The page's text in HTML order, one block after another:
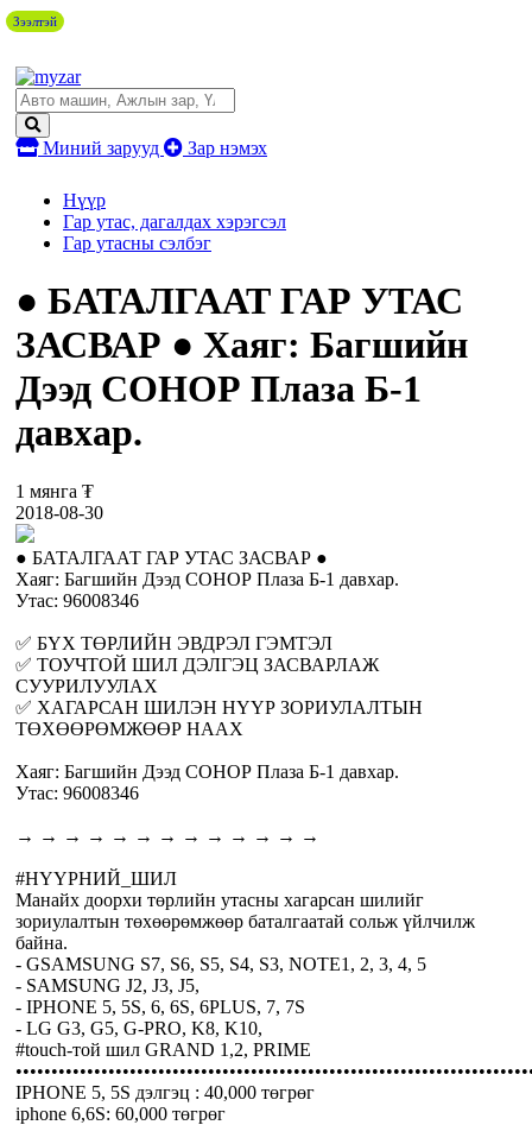
Миний зарууд Зар нэмэх
Нүүр
Гар утас, дагалдах хэрэгсэл
Гар утасны сэлбэг
● БАТАЛГААТ ГАР УТАС
ЗАСВАР ● Хаяг: Багшийн
Дээд СОНОР Плаза Б-1
давхар.
1 мянга ₮
2018-08-30
● БАТАЛГААТ ГАР УТАС ЗАСВАР ●
Хаяг: Багшийн Дээд СОНОР Плаза Б-1 давхар.
Утас: 96008346
✅ БҮХ ТӨРЛИЙН ЭВДРЭЛ ГЭМТЭЛ
✅ ТОУЧТОЙ ШИЛ ДЭЛГЭЦ ЗАСВАРЛАЖ
СУУРИЛУУЛАХ
✅ ХАГАРСАН ШИЛЭН НҮҮР ЗОРИУЛАЛТЫН
ТӨХӨӨРӨМЖӨӨР НААХ
Хаяг: Багшийн Дээд СОНОР Плаза Б-1 давхар.
Утас: 96008346
→ → → → → → → → → → → → →
#НҮҮРНИЙ_ШИЛ
Манайх доорхи төрлийн утасны хагарсан шилийг
зориулалтын төхөөрөмжөөр баталгаатай сольж үйлчилж
байна.
- GSAMSUNG S7, S6, S5, S4, S3, NOTE1, 2, 3, 4, 5
- SAMSUNG J2, J3, J5,
- IPHONE 5, 5S, 6, 6S, 6PLUS, 7, 7S
- LG G3, G5, G-PRO, K8, K10,
#touch-той шил GRAND 1,2, PRIME
IPHONE 5, 5S дэлгэц : 40,000 төгрөг
iphone 6,6S: 60,000 төгрөг
Зээлтэй